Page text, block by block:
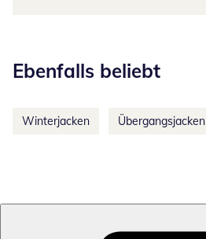
Ebenfalls beliebt
Winterjacken Übergangsjacken